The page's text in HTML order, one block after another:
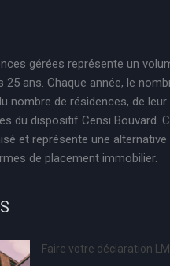
gérées représente un
ans. Chaque année, le
nombre de résidences, de leur
du dispositif Censi Bouvard.
et représente une alternative
de placement immobilier.
Faire votre déclaration